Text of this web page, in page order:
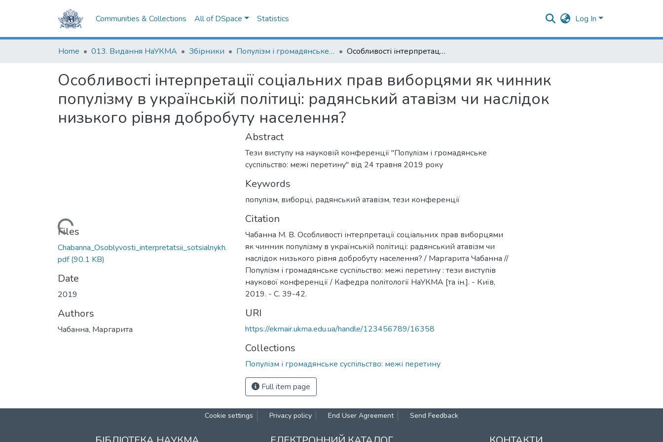
Communities & Collections All of DSpace Statistics Log In
Home 013. Видання НаУКМА Збірники Популізм і громадянське суспільство: межі перетину Особливості інтерпретації соціальних прав виборцями як чинник популізму в українській політиці: радянський атавізм чи наслідок низького рівня добробуту населення?
Особливості інтерпретації соціальних прав виборцями як чинник
популізму в українській політиці: радянський атавізм чи наслідок
низького рівня добробуту населення?
Loading...
Files
Chabanna_Osoblyvosti_interpretatsii_sotsialnykh.
pdf(90.1 KB)
Date
2019
Authors
Чабанна, Маргарита
Abstract
Тези виступу на науковій конференції "Популізм і громадянське
суспільство: межі перетину" від 24 травня 2019 року
Keywords
популізм, виборці, радянський атавізм, тези конференції
Citation
Чабанна М. В. Особливості інтерпретації соціальних прав виборцями
як чинник популізму в українській політиці: радянський атавізм чи
наслідок низького рівня добробуту населення? / Маргарита Чабанна //
Популізм і громадянське суспільство: межі перетину : тези виступів
наукової конференції / Кафедра політології НаУКМА [та ін.]. - Київ,
2019. - С. 39-42.
URI
https://ekmair.ukma.edu.ua/handle/123456789/16358
Collections
Популізм і громадянське суспільство: межі перетину
Full item page
Cookie settings Privacy policy End User Agreement Send Feedback